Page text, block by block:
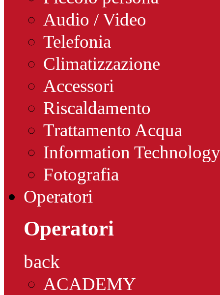
Audio / Video
Telefonia
Climatizzazione
Accessori
Riscaldamento
Trattamento Acqua
Information Technology
Fotografia
Operatori
Operatori
back
ACADEMY